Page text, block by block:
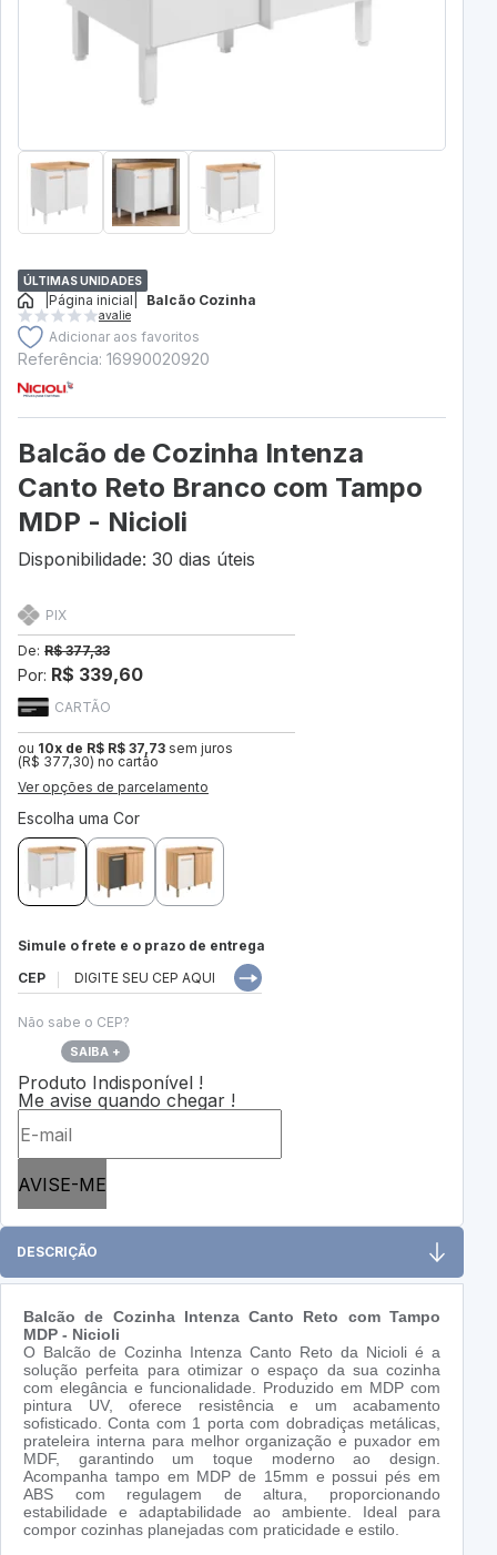
ÚLTIMAS UNIDADES
Página inicial Balcão Cozinha
avalie
Adicionar aos favoritos
Referência: 16990020920
Balcão de Cozinha Intenza
Canto Reto Branco com Tampo
MDP - Nicioli
Disponibilidade: 30 dias úteis
CARTÃO
ou 10x de R$ R$ 37,73 sem juros
(R$ 377,30) no cartão
Ver opções de parcelamento
PIX
De: R$ 377,33
Por: R$ 339,60
Escolha uma Cor
Simule o frete e o prazo de entrega
CEP
Não sabe o CEP?
SAIBA +
Produto Indisponível !
Me avise quando chegar !
AVISE-ME
DESCRIÇÃO
Balcão de Cozinha Intenza Canto Reto com Tampo
MDP - Nicioli
O Balcão de Cozinha Intenza Canto Reto da Nicioli é a
solução perfeita para otimizar o espaço da sua cozinha
com elegância e funcionalidade. Produzido em MDP com
pintura UV, oferece resistência e um acabamento
sofisticado. Conta com 1 porta com dobradiças metálicas,
prateleira interna para melhor organização e puxador em
MDF, garantindo um toque moderno ao design.
Acompanha tampo em MDP de 15mm e possui pés em
ABS com regulagem de altura, proporcionando
estabilidade e adaptabilidade ao ambiente. Ideal para
compor cozinhas planejadas com praticidade e estilo.